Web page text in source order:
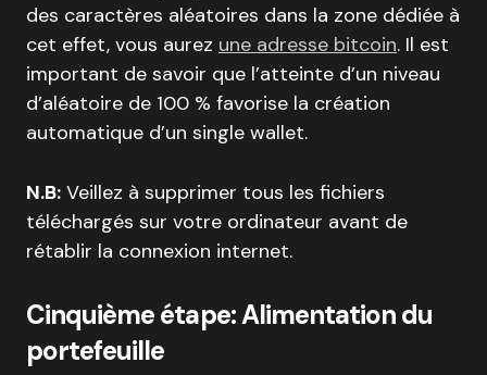
des caractères aléatoires dans la zone dédiée à
cet effet, vous aurez une adresse bitcoin. Il est
important de savoir que l’atteinte d’un niveau
d’aléatoire de 100 % favorise la création
automatique d’un single wallet.
N.B: Veillez à supprimer tous les fichiers
téléchargés sur votre ordinateur avant de
rétablir la connexion internet.
Cinquième étape: Alimentation du
portefeuille